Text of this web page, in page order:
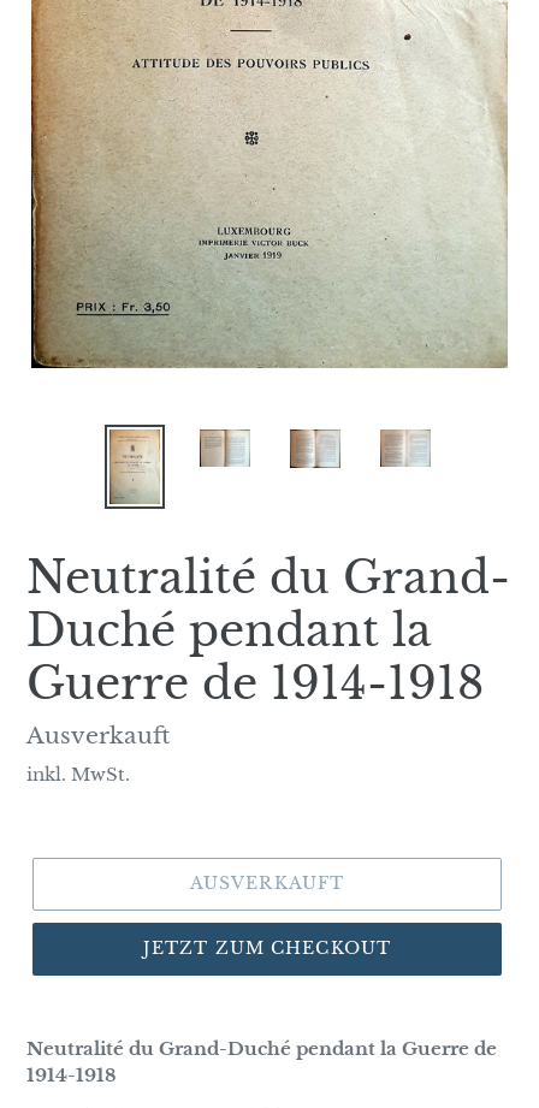
Neutralité du Grand-
Duché pendant la
Guerre de 1914-1918
Normaler
Preis
Ausverkauft
inkl. MwSt.
AUSVERKAUFT
JETZT ZUM CHECKOUT
Neutralité du Grand-Duché pendant la Guerre de
1914-1918